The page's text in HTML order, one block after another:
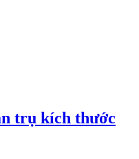
trụ kích thước